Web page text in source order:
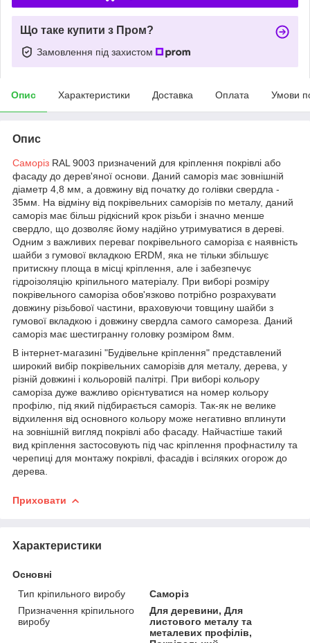
Що таке купити з Пром?
Замовлення під захистом
Опис Характеристики Доставка Оплата Умови
Опис
Саморіз RAL 9003 призначений для кріплення покрівлі або
фасаду до дерев'яної основи. Даний саморіз має зовнішній
діаметр 4,8 мм, а довжину від початку до голівки свердла -
35мм. На відміну від покрівельних саморізів по металу, даний
саморіз має більш рідкісний крок різьби і значно менше
свердло, що дозволяє йому надійно утримуватися в дереві.
Одним з важливих переваг покрівельного саморіза є наявність
шайби з гумової вкладкою ERDM, яка не тільки збільшує
притискну площа в місці кріплення, але і забезпечує
гідроізоляцію кріпильного матеріалу. При виборі розміру
покрівельного саморіза обов'язково потрібно розрахувати
довжину різьбової частини, враховуючи товщину шайби з
гумової вкладкою і довжину свердла самого самореза. Даний
саморіз має шестигранну головку розміром 8мм.
В інтернет-магазині "Будівельне кріплення" представлений
широкий вибір покрівельних саморізів для металу, дерева, у
різній довжині і кольоровій палітрі. При виборі кольору
саморіза дуже важливо орієнтуватися на номер кольору
профілю, під який підбирається саморіз. Так-як не велике
відхилення від основного кольору може негативно вплинути
на зовнішній вигляд покрівлі або фасаду. Найчастіше такий
вид кріплення застосовують під час кріплення профнастилу та
черепиці для монтажу покрівлі, фасадів і всіляких огорож до
дерева.
Приховати
Характеристики
Основні
Тип кріпильного виробу
Саморіз
Призначення кріпильного
виробу
Для деревини, Для
листового металу та
металевих профілів,